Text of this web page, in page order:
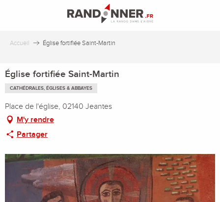
principal
Accueil Église fortifiée Saint-Martin
Église fortifiée Saint-Martin
CATHÉDRALES, ÉGLISES & ABBAYES
Place de l'église, 02140 Jeantes
M'y rendre
Partager